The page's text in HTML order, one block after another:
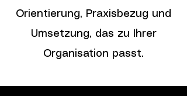
Orientierung, Praxisbezug und
Umsetzung, das zu Ihrer
Organisation passt.